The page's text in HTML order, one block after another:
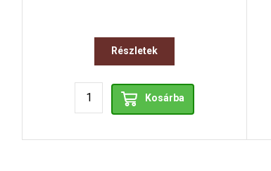
Részletek
Kosárba